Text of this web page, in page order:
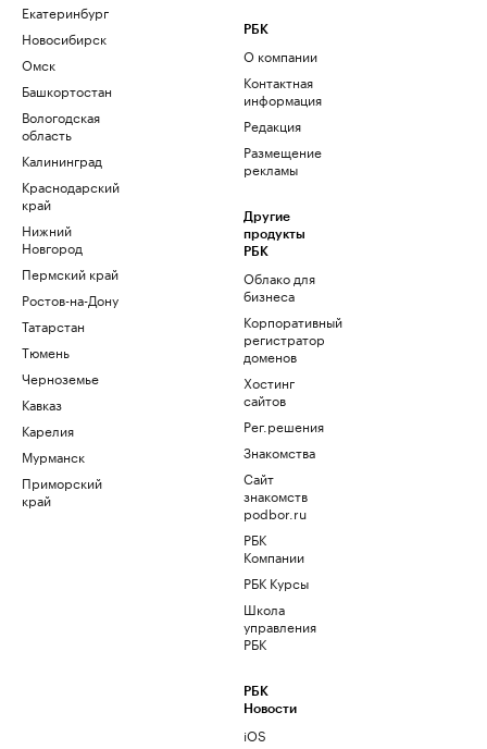
Екатеринбург
Новосибирск
Омск
Башкортостан
Вологодская
область
Калининград
Краснодарский
край
Нижний
Новгород
Пермский край
Ростов-на-Дону
Татарстан
Тюмень
Черноземье
Кавказ
Карелия
Мурманск
Приморский
край
РБК
О компании
Контактная
информация
Редакция
Размещение
рекламы
Другие
продукты
РБК
Облако для
бизнеса
Корпоративный
регистратор
доменов
Хостинг
сайтов
Рег.решения
Знакомства
Сайт
знакомств
podbor.ru
РБК
Компании
РБК Курсы
Школа
управления
РБК
РБК
Новости
iOS